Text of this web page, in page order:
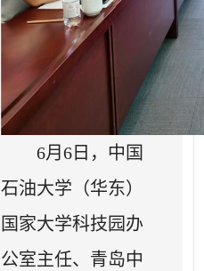
6月6日，中国
石油大学（华东）
国家大学科技园办
公室主任、青岛中